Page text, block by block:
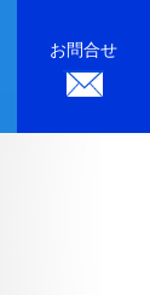
お問合せ